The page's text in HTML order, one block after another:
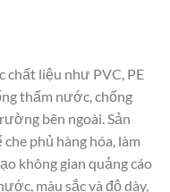
chất liệu như PVC, PE
thấm nước, chống
bên ngoài. Sản
phủ hàng hóa, làm
không gian quảng cáo
màu sắc và độ dày,